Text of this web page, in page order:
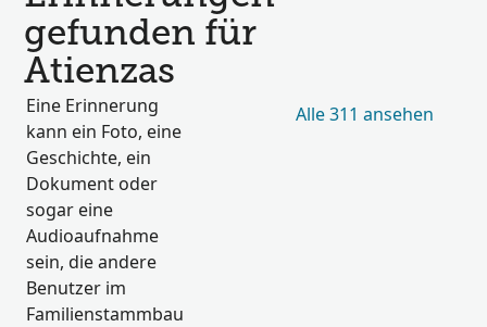
gefunden für
Atienzas
Eine Erinnerung
kann ein Foto, eine
Geschichte, ein
Dokument oder
sogar eine
Audioaufnahme
sein, die andere
Benutzer im
Familienstammbau
Alle 311 ansehen